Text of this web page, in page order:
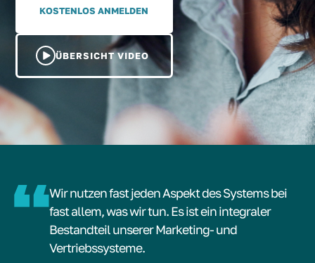
KOSTENLOS ANMELDEN
ÜBERSICHT VIDEO
Wir nutzen fast jeden Aspekt des Systems bei
fast allem, was wir tun. Es ist ein integraler
Bestandteil unserer Marketing- und
Vertriebssysteme.